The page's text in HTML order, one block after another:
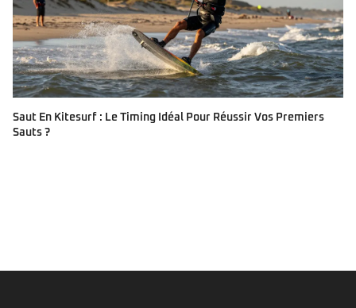
Saut En Kitesurf : Le Timing Idéal Pour Réussir Vos Premiers
Sauts ?